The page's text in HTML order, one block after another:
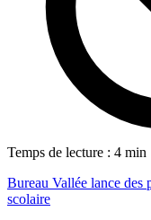
Temps de lecture : 4 min
Bureau Vallée lance des
scolaire